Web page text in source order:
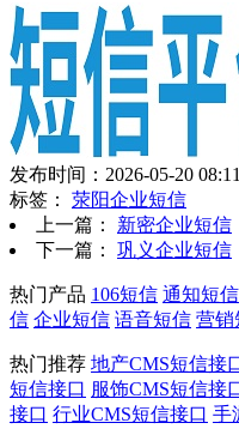
发布时间：2026-05-20
标签： 荥阳企业短信
上一篇： 新密企业短信
下一篇： 巩义企业短信
热门产品 106短信 通知短信
信 企业短信 语音短信 营销
热门推荐 地产CMS短信接
短信接口 服饰CMS短信接
接口 行业CMS短信接口 手